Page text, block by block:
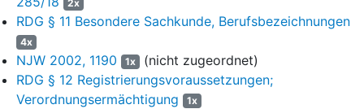
3. Das Urteil ist vorläufig vollstreckbar.
4. Die Revision wird zugelassen.
__________________________
Streitwert des Berufungsverfahrens: 30 Mio. €
2x
RDG § 11 Besondere Sachkunde, Berufsbezeichnungen
4x
NJW 2002, 1190 1x (nicht zugeordnet)
RDG § 12 Registrierungsvoraussetzungen;
Verordnungsermächtigung
1x